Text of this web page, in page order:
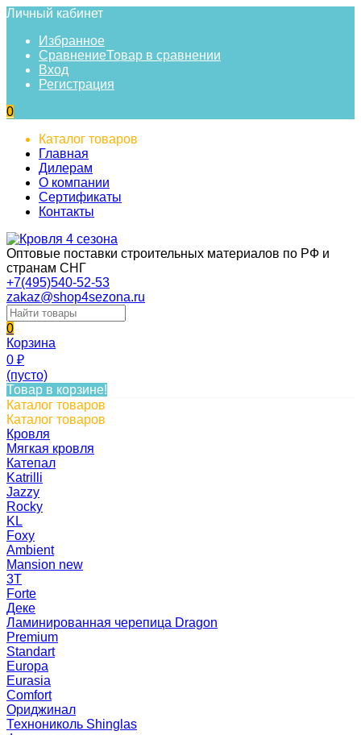
Личный кабинет
Избранное
СравнениеТовар в сравнении
Вход
Регистрация
0
Каталог товаров
Главная
Дилерам
О компании
Сертификаты
Контакты
Оптовые поставки строительных материалов по РФ и
странам СНГ
+7(495)540-52-53
zakaz@shop4sezona.ru
0
Корзина
0 ₽
(пусто)
Товар в корзине!
Каталог товаров
Каталог товаров
Кровля
Мягкая кровля
Катепал
Katrilli
Jazzy
Rocky
KL
Foxy
Ambient
Mansion new
3Т
Forte
Деке
Ламинированная черепица Dragon
Premium
Standart
Europa
Eurasia
Comfort
Ориджинал
Технониколь Shinglas